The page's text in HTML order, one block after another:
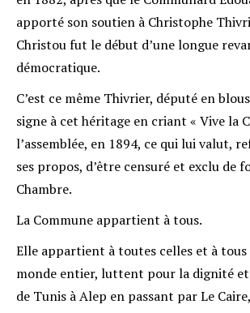
apporté son soutien à Christophe
Christou fut le début d’une longue
démocratique.
C’est ce même Thivrier, député en
signe à cet héritage en criant « Vive la
l’assemblée, en 1894, ce qui lui valut,
ses propos, d’être censuré et exclu de
Chambre.
La Commune appartient à tous.
Elle appartient à toutes celles et à tous
monde entier, luttent pour la dignité
de Tunis à Alep en passant par Le